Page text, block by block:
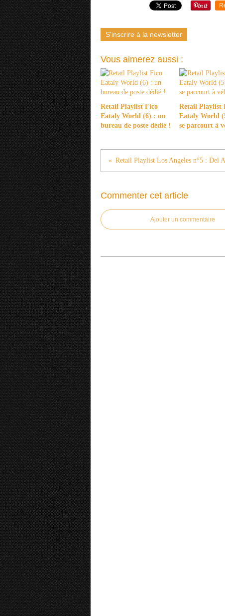
S'inscrire à la newsletter
Vous aimerez aussi :
Retail Playlist Fico
Eataly World (6) : un
bureau de poste dédié !
Retail Playlist
Eataly World
se parcourt à
Commenter cet article
Ajouter un commentaire